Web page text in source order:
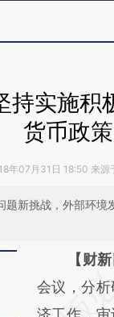
持实施积
货币政策
年07月31日 18:50 来源
题新挑战，外部环
请务必在
AI
【财
会议，分